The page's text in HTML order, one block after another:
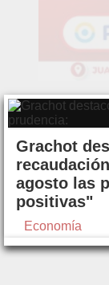
Grachot
agosto las
positivas"
Economía